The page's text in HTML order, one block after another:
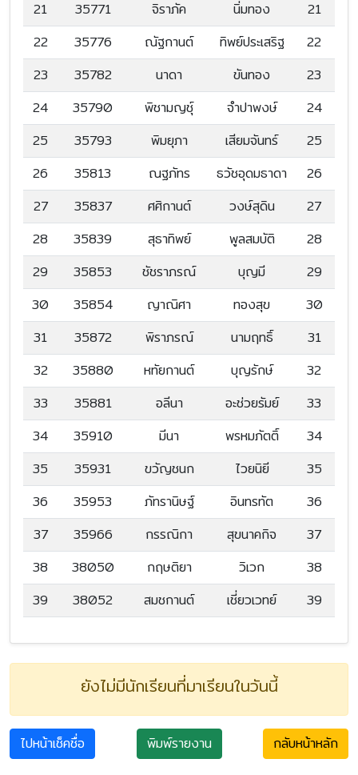
21
35771 จิราภัค นิ่มทอง
21
22
35776 ณัฐกานต์ ทิพย์ประเสริฐ
22
23
35782 นาดา ขันทอง
23
24
35790 พิชามญชุ์ จำปาพงษ์
24
25
35793 พิมยุภา เสียมจันทร์
25
26
35813 ณฐภัทร ธวัชอุดมธาดา
26
27
35837 ศศิกานต์ วงษ์สุดิน
27
28
35839 สุธาทิพย์ พูลสมบัติ
28
29
35853 ชัชราภรณ์ บุญมี
29
30
35854 ญาณิศา ทองสุข
30
31
35872 พิราภรณ์ นามฤทธิ์
31
32
35880 หทัยกานต์ บุญรักษ์
32
33
35881 อลีนา อะช่วยรัมย์
33
34
35910 มีนา พรหมภัตติ์
34
35
35931 ขวัญชนก ไวยนิยี
35
36
35953 ภัทรานิษฐ์ อินทรทัต
36
37
35966 กรรณิกา สุขนาคกิจ
37
38
38050 กฤษติยา วิเวก
38
39
38052 สมชกานต์ เชี่ยวเวทย์ 39
ยังไม่มีนักเรียนที่มาเรียนในวันนี้
ไปหน้าเช็คชื่อ พิมพ์รายงาน กลับหน้าหลัก